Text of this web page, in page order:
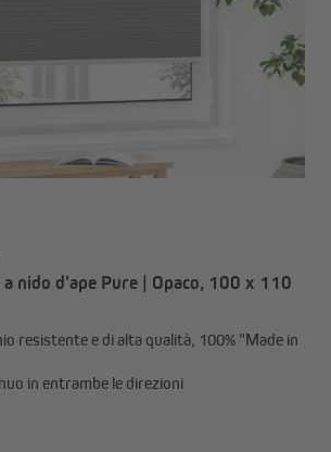
a nido d'ape Pure | Opaco, 100 x 110
resistente e di alta qualità, 100% "Made in
in entrambe le direzioni